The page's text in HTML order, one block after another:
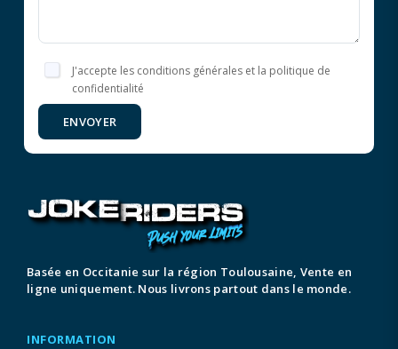
J'accepte les conditions générales et la politique de
confidentialité
ENVOYER
Basée en Occitanie sur la région Toulousaine, Vente en
ligne uniquement. Nous livrons partout dans le monde.
INFORMATION